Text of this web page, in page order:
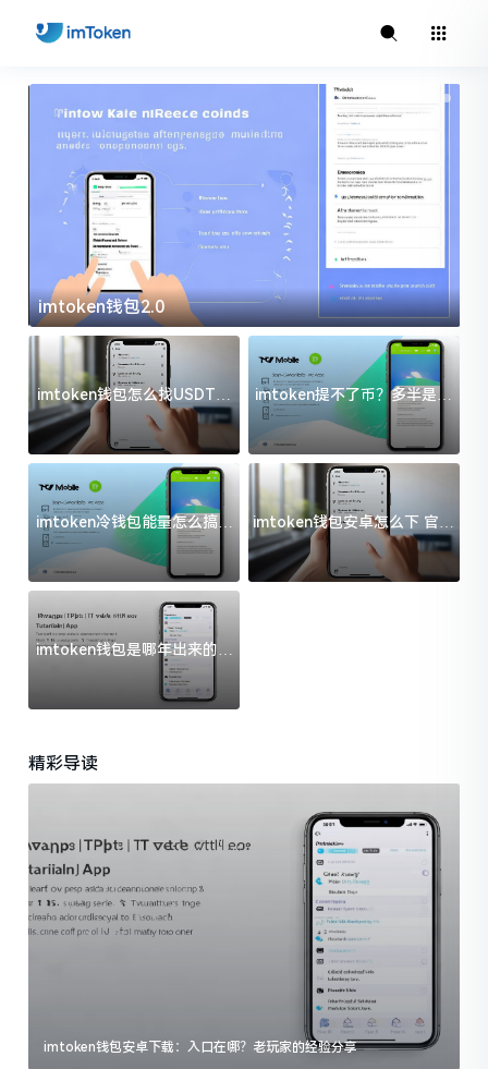
imtoken钱包2.0
imtoken钱包怎么找USDT地
址？三步搞定不踩坑
imtoken提不了币？多半是这
几件事没处理好
imtoken冷钱包能量怎么搞？
过来人告诉你门道
imtoken钱包安卓怎么下 官方
渠道避坑指南
imtoken钱包是哪年出来的？
一文给你说清楚
精彩导读
imtoken钱包安卓下载：入口在哪？老玩家的经验分享